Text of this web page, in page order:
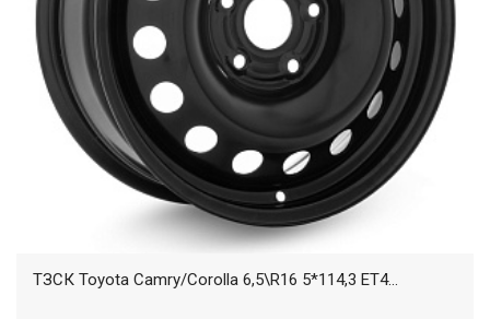
ТЗСК Toyota Camry/Corolla 6,5\R16 5*114,3 ET4...